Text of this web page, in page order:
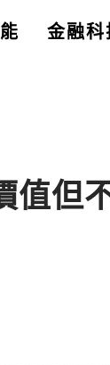
金融科
值但